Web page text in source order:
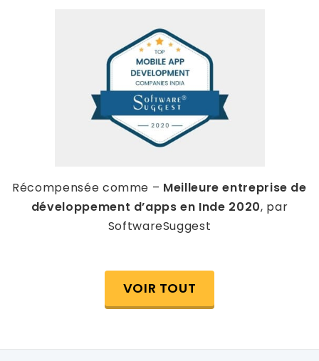
Récompensée comme – Meilleure entreprise de
développement d’apps en Inde 2020, par
SoftwareSuggest
VOIR TOUT